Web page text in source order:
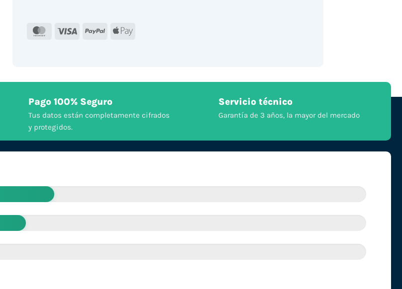
MasterCard
Visa PayPal Apple
Pago 100% Seguro
Tus datos están completamente cifrados
y protegidos.
Servicio técnico
Garantía de 3 años, la mayor del mercado